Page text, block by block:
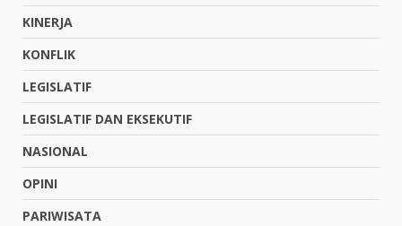
KINERJA
KONFLIK
LEGISLATIF
LEGISLATIF DAN EKSEKUTIF
NASIONAL
OPINI
PARIWISATA